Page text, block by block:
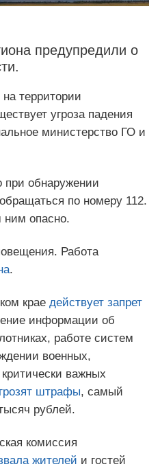
предупредили о
территории
угроза падения
министерство ГО и
обнаружении
по номеру 112.
ним опасно.
Работа
.
крае действует запрет
информации об
работе систем
военных,
важных
грозят штрафы, самый
рублей.
комиссия
жителей и гостей